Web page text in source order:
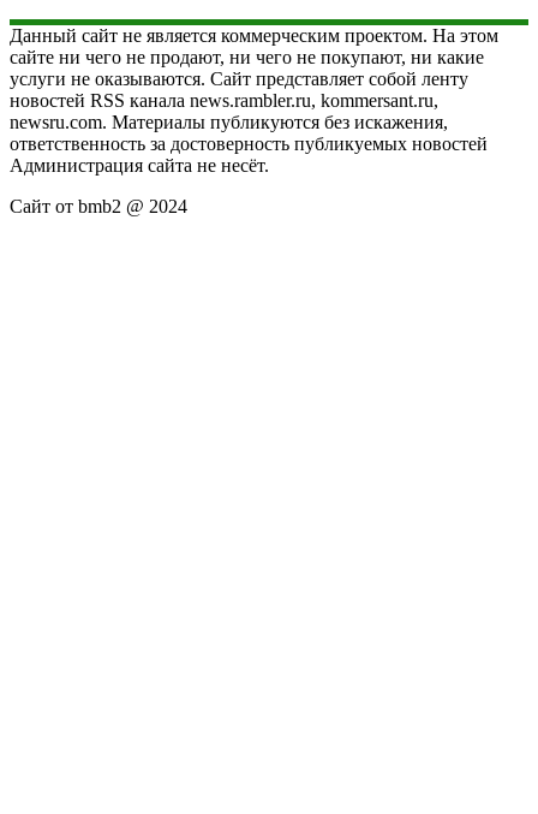
Данный сайт не является коммерческим проектом. На этом
сайте ни чего не продают, ни чего не покупают, ни какие
услуги не оказываются. Сайт представляет собой ленту
новостей RSS канала news.rambler.ru, kommersant.ru,
newsru.com. Материалы публикуются без искажения,
ответственность за достоверность публикуемых новостей
Администрация сайта не несёт.
Сайт от bmb2 @ 2024